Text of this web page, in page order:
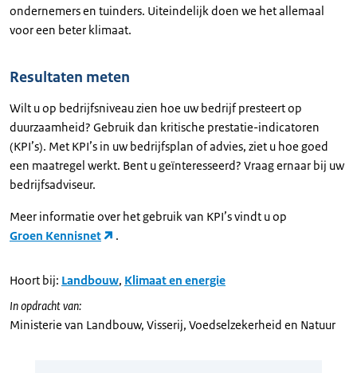
ondernemers en tuinders. Uiteindelijk doen we het allemaal
voor een beter klimaat.
Resultaten meten
Wilt u op bedrijfsniveau zien hoe uw bedrijf presteert op
duurzaamheid? Gebruik dan kritische prestatie-indicatoren
(KPI’s). Met KPI’s in uw bedrijfsplan of advies, ziet u hoe goed
een maatregel werkt. Bent u geïnteresseerd? Vraag ernaar bij uw
bedrijfsadviseur.
Meer informatie over het gebruik van KPI’s vindt u op
Groen Kennisnet
.
Hoort bij: Landbouw, Klimaat en energie
In opdracht van:
Ministerie van Landbouw, Visserij, Voedselzekerheid en Natuur